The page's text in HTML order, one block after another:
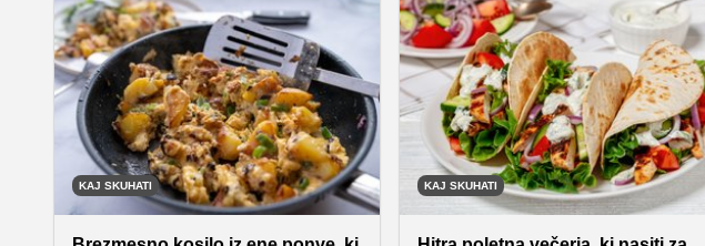
vnaprej. Med največjimi poletnimi
uspešnicami je brez dvoma hladna
testeninska solata, jed, ki je v
zadnjih letih osvojila družbena
omrežja, kuharske portale in
domače kuhinje po vsem svetu.
osvežijo, nasitijo in telesa ne
obremenijo. Na seznamu so poletne
solate, hladna juha, tortilje in
mediteranski zavitki, ki so idealni za
najbolj vroče dni.
KAJ SKUHATI KAJ SKUHATI